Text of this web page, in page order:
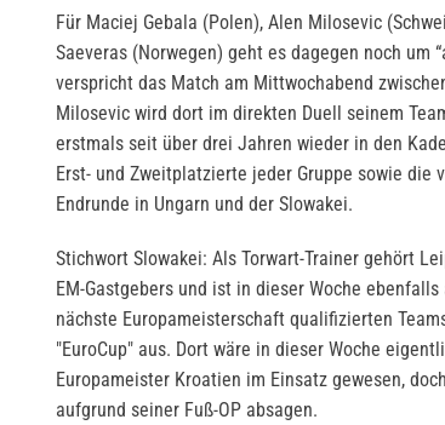
Für Maciej Gebala (Polen), Alen Milosevic
Saeveras (Norwegen) geht es dagegen noch um
verspricht das Match am Mittwochabend
Milosevic wird dort im direkten Duell seinem
erstmals seit über drei Jahren wieder in den
Erst- und Zweitplatzierte jeder Gruppe sowie
Endrunde in Ungarn und der Slowakei.
Stichwort Slowakei: Als Torwart-Trainer gehört
EM-Gastgebers und ist in dieser Woche
nächste Europameisterschaft qualifizierten
"EuroCup" aus. Dort wäre in dieser Woche
Europameister Kroatien im Einsatz gewesen,
aufgrund seiner Fuß-OP absagen.